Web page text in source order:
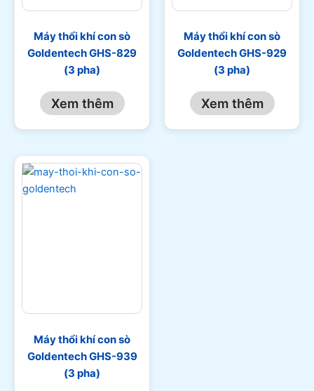
Máy thổi khí con sò
Goldentech GHS-829
(3 pha)
Xem thêm
Máy thổi khí con sò
Goldentech GHS-929
(3 pha)
Xem thêm
Máy thổi khí con sò
Goldentech GHS-939
(3 pha)